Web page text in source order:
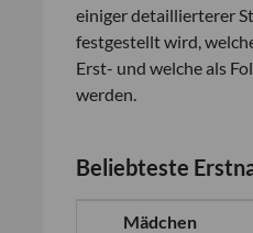
einiger detaillierterer
festgestellt wird,
Erst- und welche als
werden.
Beliebteste
Mädchen